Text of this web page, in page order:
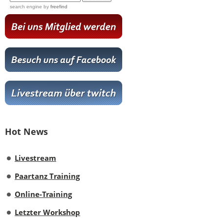
search engine by freefind
Hot News
Livestream
Paartanz Training
Online-Training
Letzter Workshop